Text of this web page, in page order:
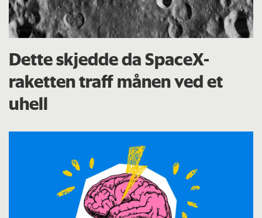
Dette skjedde da SpaceX-
raketten traff månen ved et
uhell